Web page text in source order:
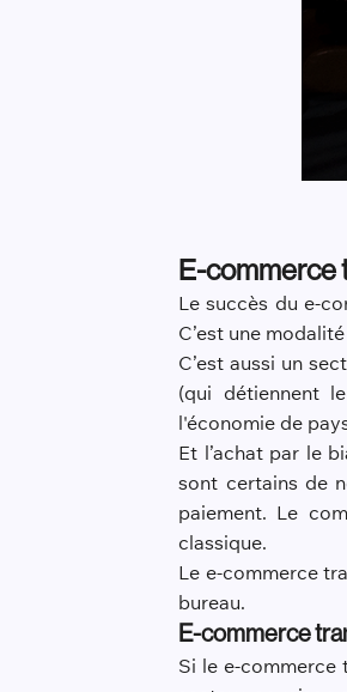
E-commerce
Le succès du e-
C’est une
C’est aussi un
(qui détiennent
l'économie de
Et l’achat par le
sont certains de
paiement. Le
classique.
Le e-commerce
bureau.
E-commerce
Si le e-commerce